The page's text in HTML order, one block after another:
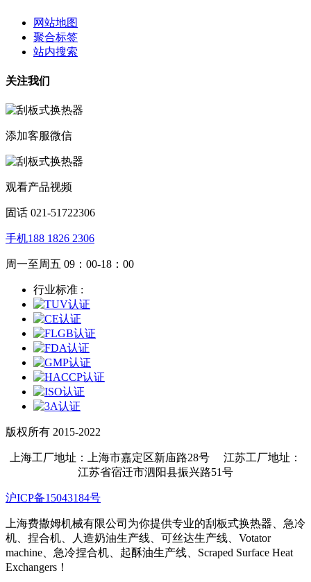
网站地图
聚合标签
站内搜索
关注我们
添加客服微信
观看产品视频
固话 021-51722306
手机188 1826 2306
周一至周五 09：00-18：00
行业标准 :
版权所有 2015-2022
上海工厂地址：上海市嘉定区新庙路28号 江苏工厂地址：
江苏省宿迁市泗阳县振兴路51号
沪ICP备15043184号
上海费撒姆机械有限公司为你提供专业的刮板式换热器、急冷
机、捏合机、人造奶油生产线、可丝达生产线、Votator
machine、急冷捏合机、起酥油生产线、Scraped Surface Heat
Exchangers！